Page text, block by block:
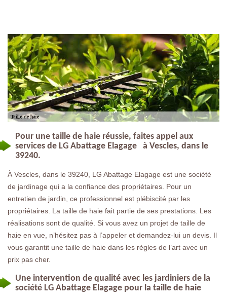
Pour une taille de haie réussie, faites appel aux
services de LG Abattage Elagage à Vescles, dans le
39240.
À Vescles, dans le 39240, LG Abattage Elagage est une société
de jardinage qui a la confiance des propriétaires. Pour un
entretien de jardin, ce professionnel est plébiscité par les
propriétaires. La taille de haie fait partie de ses prestations. Les
réalisations sont de qualité. Si vous avez un projet de taille de
haie en vue, n’hésitez pas à l’appeler et demandez-lui un devis. Il
vous garantit une taille de haie dans les règles de l’art avec un
prix pas cher.
Une intervention de qualité avec les jardiniers de la
société LG Abattage Elagage pour la taille de haie